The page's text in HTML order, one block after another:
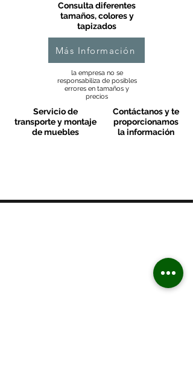
Consulta diferentes
tamaños, colores y
tapizados
Más Información
la empresa no se
responsabiliza de posibles
errores en tamaños y
precios
Servicio de
transporte y montaje
de muebles
Contáctanos y te
proporcionamos
la información